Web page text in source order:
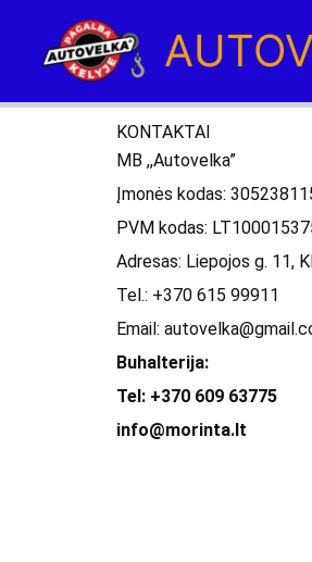
turinio
KONTAKTAI
MB ,,Autovelka”
Įmonės kodas:
PVM kodas:
Adresas: Liepojos g. 11,
Tel.: +370 615 99911
Email:
Buhalterija:
Tel: +370 609 63775
info@morinta.lt